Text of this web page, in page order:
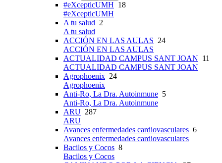
#eXcepticUMH 18
#eXcepticUMH
A tu salud 2
A tu salud
ACCIÓN EN LAS AULAS 24
ACCIÓN EN LAS AULAS
ACTUALIDAD CAMPUS SANT JOAN 11
ACTUALIDAD CAMPUS SANT JOAN
Agrophoenix 24
Agrophoenix
Anti-Ro, La Dra. Autoinmune 5
Anti-Ro, La Dra. Autoinmune
ARU 287
ARU
Avances enfermedades cardiovasculares 6
Avances enfermedades cardiovasculares
Bacilos y Cocos 8
Bacilos y Cocos